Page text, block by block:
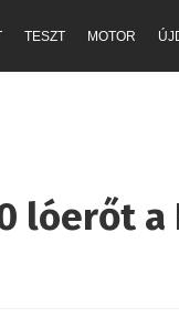
TESZT MOTOR
a